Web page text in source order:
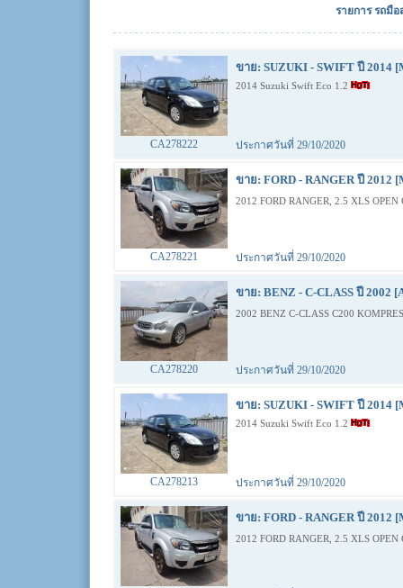
รายการ รถมื
ขาย: SUZUKI - SWIFT ปี 2014
2014 Suzuki Swift Eco 1.2
CA278222 ประกาศวันที่ 29/10/2020
ขาย: FORD - RANGER ปี 2012
2012 FORD RANGER, 2.5 XLS
CA278221 ประกาศวันที่ 29/10/2020
ขาย: BENZ - C-CLASS ปี 2002
2002 BENZ C-CLASS C200
CA278220 ประกาศวันที่ 29/10/2020
ขาย: SUZUKI - SWIFT ปี 2014
2014 Suzuki Swift Eco 1.2
CA278213 ประกาศวันที่ 29/10/2020
ขาย: FORD - RANGER ปี 2012
2012 FORD RANGER, 2.5 XLS